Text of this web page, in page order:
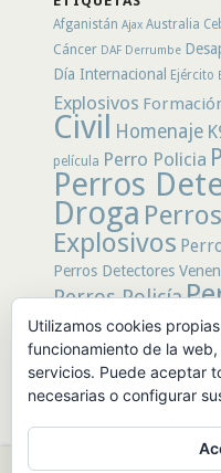
Afganistán Ajax Australia
Cáncer DAF Derrumbe
Día Internacional
Ejército
Explosivos
Civil Homenaje
película Perro Policia
Perros
Droga
Explosivos
Perros Detectores
Perros Policía
Policía Nacional
humanosTerremoto
canina Veneno Video
© 2026 PerrosdeBusqueda |
Utilizamos cookies
funcionamiento de la
servicios. Puede aceptar
necesarias o configurar